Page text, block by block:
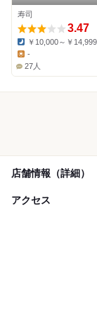
寿司
3.47
Dinner:
￥10,000～￥14,999
Lunch:
-
27人
店舗情報（詳細）
アクセス